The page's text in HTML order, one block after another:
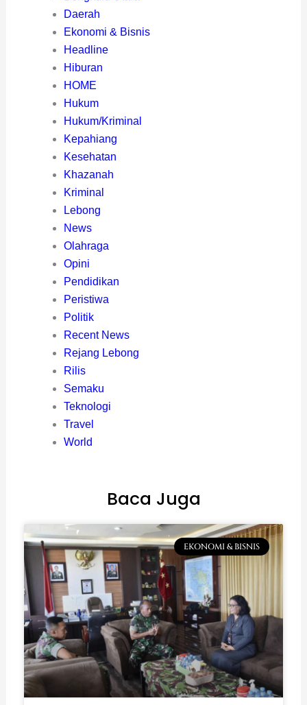
Daerah
Ekonomi & Bisnis
Headline
Hiburan
HOME
Hukum
Hukum/Kriminal
Kepahiang
Kesehatan
Khazanah
Kriminal
Lebong
News
Olahraga
Opini
Pendidikan
Peristiwa
Politik
Recent News
Rejang Lebong
Rilis
Semaku
Teknologi
Travel
World
Baca Juga
EKONOMI & BISNIS